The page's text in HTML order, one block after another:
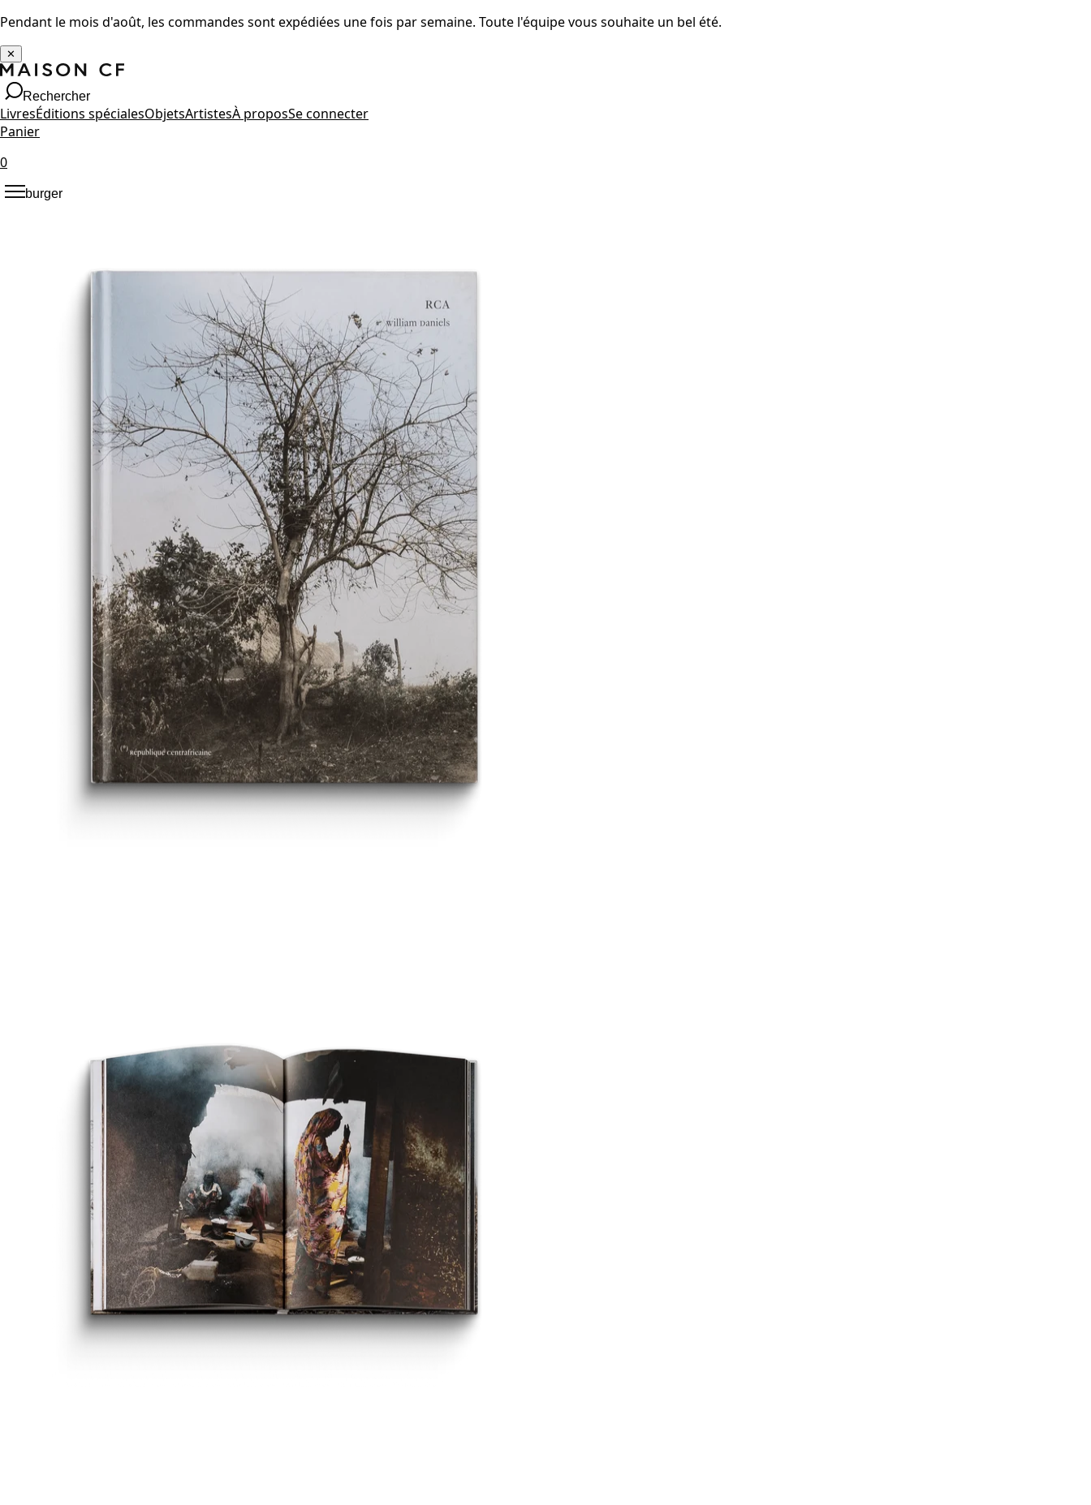
Pendant le mois d'août, les commandes sont expédiées une fois par semaine. Toute l'équipe vous souhaite un bel été.
✕
Rechercher
LivresÉditions spécialesObjetsArtistesÀ proposSe connecter
Panier
0
burger